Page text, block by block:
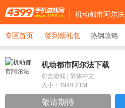
机动都市阿尔法
专区首页 签到领礼包 热钢攻略
机动都市阿尔法下载
射击游戏 | 简体中文
大小： 1948.21M
敬请期待